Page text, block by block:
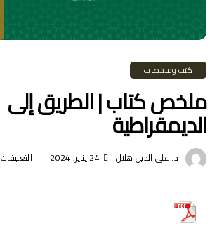
كتب وملخصات
ملخص كتاب | الطريق إلى
الديمقراطية
د. علي الدين هلال 24 يناير، 2024 التعليقات